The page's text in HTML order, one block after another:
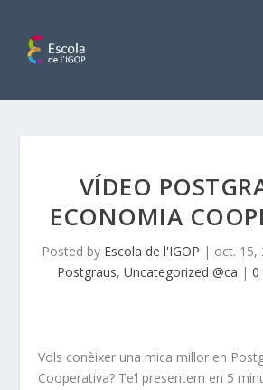
VÍDEO
ECONOMIA
Posted by Escola de l'IGOP | oct. 15,
Postgraus, Uncategorized @ca | 0
Vols conèixer una mica millor en
Cooperativa? Te’l presentem en 5